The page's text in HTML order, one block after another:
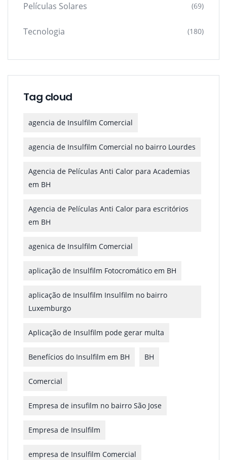
Películas Solares (69)
Tecnologia (180)
Tag cloud
agencia de Insulfilm Comercial
agencia de Insulfilm Comercial no bairro Lourdes
Agencia de Películas Anti Calor para Academias
em BH
Agencia de Películas Anti Calor para escritórios
em BH
agenica de Insulfilm Comercial
aplicação de Insulfilm Fotocromático em BH
aplicação de Insulfilm Insulfilm no bairro
Luxemburgo
Aplicação de Insulfilm pode gerar multa
Benefícios do Insulfilm em BH BH
Comercial
Empresa de insufilm no bairro São Jose
Empresa de Insulfilm
empresa de Insulfilm Comercial